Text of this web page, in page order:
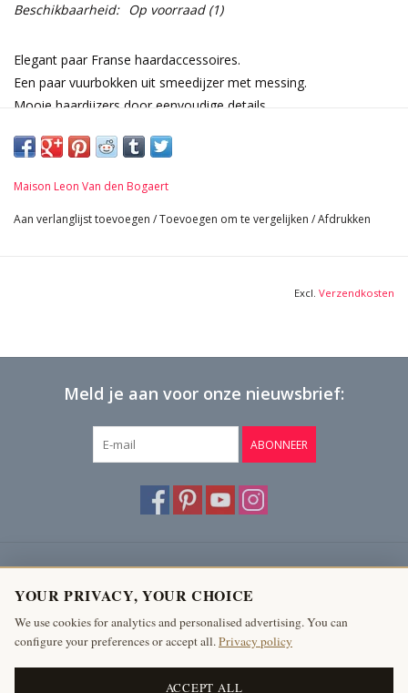
Beschikbaarheid: Op voorraad(1)
Elegant paar Franse haardaccessoires.
Een paar vuurbokken uit smeedijzer met messing.
Mooie haardijzers door eenvoudige details.
Afmetingen:
27 cm Breedte per stuk 10,63 Inch
65 cm Lengte 25,59 Inch
Maison Leon Van den Bogaert
Aan verlanglijst toevoegen /Toevoegen om te vergelijken /Afdrukken
Excl. Verzendkosten
Meld je aan voor onze nieuwsbrief:
ABONNEER
Producten
Mijn account
The Antique Fireplace Bank
YOUR PRIVACY, YOUR CHOICE
We use cookies for analytics and personalised advertising. You can
configure your preferences or accept all.Privacy policy
ACCEPT ALL